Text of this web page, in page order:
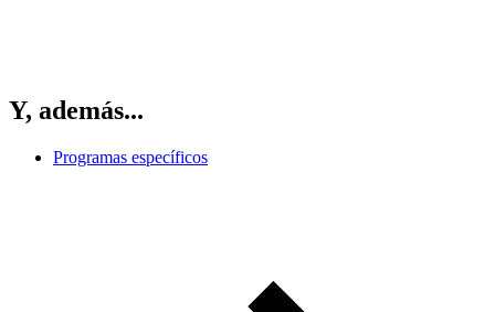
Y, además...
Programas específicos